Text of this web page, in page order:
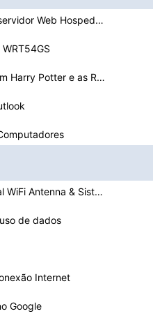
Como instalar o Smarty em um servidor Web Hospedado
Como usar Expecto Patronum em Harry Potter e as Relíqu…
Como construir sua própria Rural WiFi Antenna & Sistem…
de dados
Internet
Google